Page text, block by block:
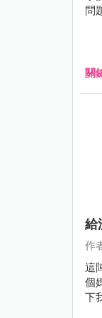
問
關
給
作
這
個
下